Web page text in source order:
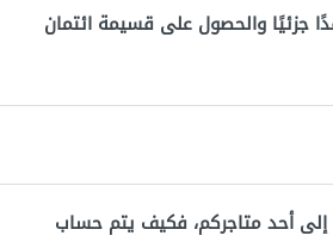
جزئيًا والحصول على قسيمة ائتمان
إلى أحد متاجركم، فكيف يتم حساب